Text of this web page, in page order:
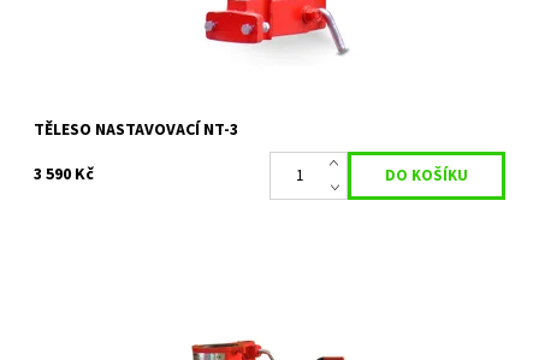
TĚLESO NASTAVOVACÍ NT-3
3 590 Kč
Třírychlostní převodová skříň se zpátečkou DSK-317